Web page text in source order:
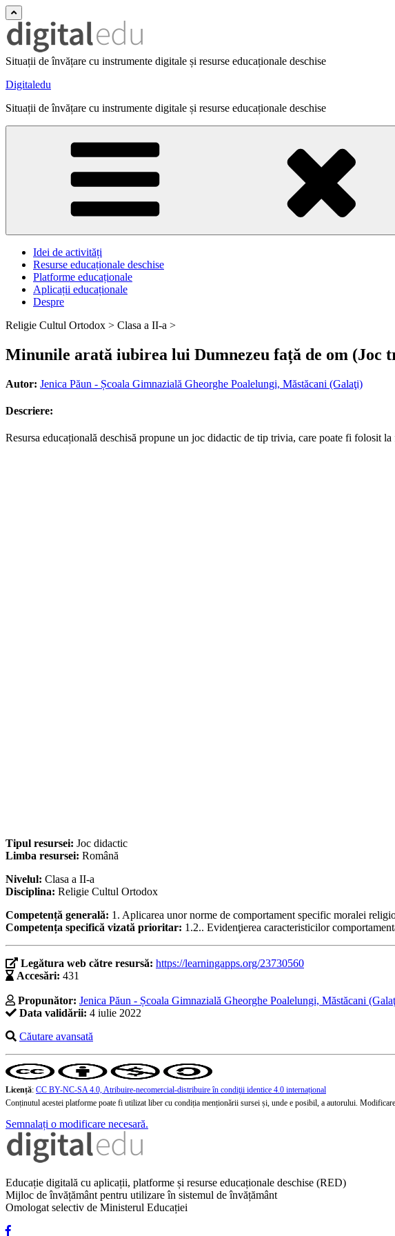
Situații de învățare cu instrumente digitale și resurse educaționale deschise
Digitaledu
Situații de învățare cu instrumente digitale și resurse educaționale deschise
Idei de activități
Resurse educaționale deschise
Platforme educaționale
Aplicații educaționale
Despre
Religie Cultul Ortodox > Clasa a II-a >
Minunile arată iubirea lui Dumnezeu față de om (Joc
Autor: Jenica Păun - Școala Gimnazială Gheorghe Poalelungi, Măstăcani (Galaţi)
Descriere:
Resursa educațională deschisă propune un joc didactic de tip trivia, care poate fi folosit
Tipul resursei: Joc didactic
Limba resursei: Română
Nivelul: Clasa a II-a
Disciplina: Religie Cultul Ortodox
Competență generală: 1. Aplicarea unor norme de comportament specific moralei
Competența specifică vizată prioritar: 1.2.. Evidenţierea caracteristicilor
Legătura web către resursă: https://learningapps.org/23730560
Accesări: 431
Propunător: Jenica Păun - Școala Gimnazială Gheorghe Poalelungi, Măstăcani
Data validării: 4 iulie 2022
Căutare avansată
Licență: CC BY-NC-SA 4.0, Atribuire-necomercial-distribuire în condiţii identice 4.0 internațional
Conținutul acestei platforme poate fi utilizat liber cu condiția menționării sursei și, unde e posibil, a autorului.
Semnalați o modificare necesară.
Educație digitală cu aplicații, platforme și resurse educaționale deschise (RED)
Mijloc de învățământ pentru utilizare în sistemul de învățământ
Omologat selectiv de Ministerul Educației